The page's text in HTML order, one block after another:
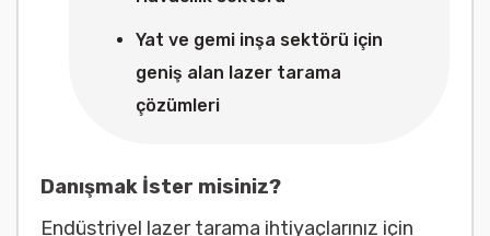
Yat ve gemi inşa sektörü için
geniş alan lazer tarama
çözümleri
Danışmak İster misiniz?
Endüstriyel lazer tarama ihtiyaçlarınız için